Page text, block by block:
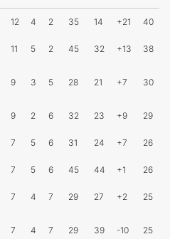
12 4 2 35 14 +21 40
11 5 2 45 32 +13 38
9 3 5 28 21 +7 30
9 2 6 32 23 +9 29
7 5 6 31 24 +7 26
7 5 6 45 44 +1 26
7 4 7 29 27 +2 25
7 4 7 29 39 -10 25